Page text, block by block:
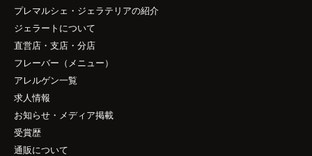
プレマルシェ・ジェラテリアの紹介
ジェラートについて
直営店・支店・分店
フレーバー（メニュー）
アレルゲン一覧
求人情報
お知らせ・メディア掲載
受賞歴
通販について